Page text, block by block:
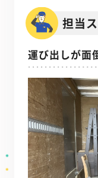
担当
運び出しが面